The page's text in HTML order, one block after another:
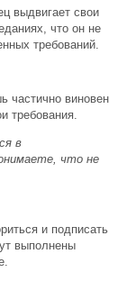
выдвигает свои
что он не
требований.
частично виновен
требования.
в
что не
и подписать
выполнены